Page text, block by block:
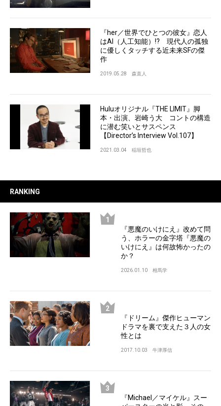
『her／世界でひとつの彼女』恋人
はAI（人工知能）!? 現代人の孤独
に優しくタッチする近未来SFの傑
作
2019.05.28 森直人
Huluオリジナル『THE LIMIT』脚
本・出演、岩崎う大 コントの構造
に潜む笑いとサスペンス
【Director’s Interview Vol.107】
2021.03.04 稲垣哲也
RANKING
『悪魔のいけにえ』改めて問
う、ホラーの金字塔『悪魔の
いけにえ』は何故怖かったの
か？
2026.01.10 相馬学
『ドリーム』傑作ヒューマン
ドラマを裏で支えた３人の女
性とは
2017.10.03 牛津厚信
『Michael／マイケル』スー